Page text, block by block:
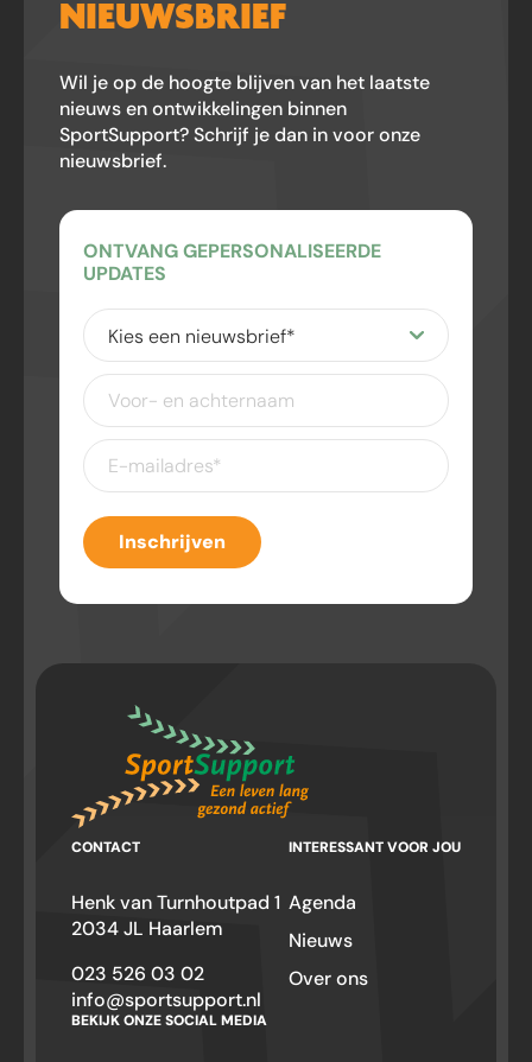
NIEUWSBRIEF
Wil je op de hoogte blijven van het laatste
nieuws en ontwikkelingen binnen
SportSupport? Schrijf je dan in voor onze
nieuwsbrief.
ONTVANG GEPERSONALISEERDE
UPDATES
Kies
een
nieuwsbrief(Vereist)
Voor-
en
achternaam
E-
mailadres(Vereist)
Inschrijven
CONTACT
Henk van Turnhoutpad 1
2034 JL Haarlem
023 526 03 02
info@sportsupport.nl
INTERESSANT VOOR JOU
Agenda
Nieuws
Over ons
BEKIJK ONZE SOCIAL MEDIA